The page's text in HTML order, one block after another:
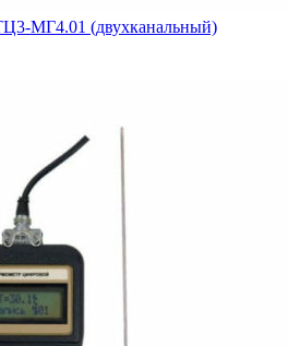
МГ4.01 (двухканальный)